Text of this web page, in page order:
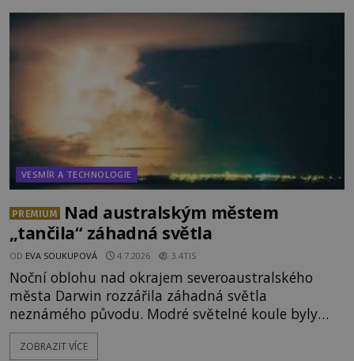
mimozemského původu? Dne 4. února roku 2023
vydává
VESMÍR A TECHNOLOGIE
PREMIUM
Nad australským městem
„tančila“ záhadná světla
OD EVA SOUKUPOVÁ 4.7.2026 3.4TIS
Noční oblohu nad okrajem severoaustralského
města Darwin rozzářila záhadná světla
neznámého původu. Modré světelné koule byly
viditelné nejméně dvacet minut, během nichž se
opakovaně objevovaly a zase mizely. Svědek, který
ZOBRAZIT VÍCE